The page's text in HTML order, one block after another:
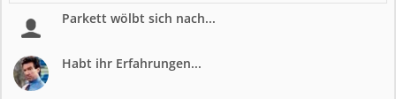
Parkett wölbt sich nach...
Habt ihr Erfahrungen...